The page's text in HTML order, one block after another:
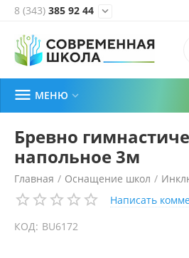
8 (343) 385 92 44 
 МЕНЮ 
Бревно
напольное 3м
Главная / Оснащение школ /
Написать
КОД: BU6172